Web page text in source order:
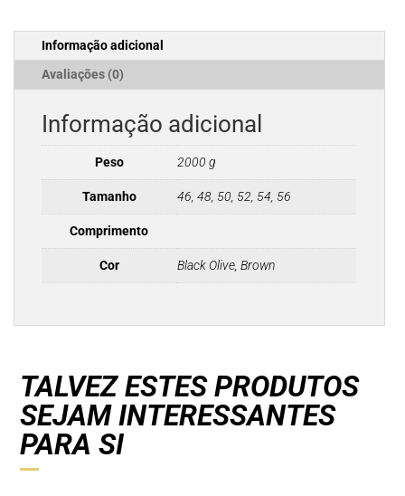
Informação adicional
Avaliações (0)
Informação adicional
Peso 2000 g
Tamanho 46, 48, 50, 52, 54, 56
Comprimento
Cor Black Olive, Brown
TALVEZ ESTES PRODUTOS
SEJAM INTERESSANTES
PARA SI